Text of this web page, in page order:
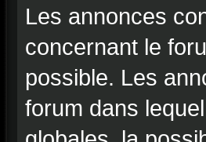
Les annonces
concernant le
possible. Les
forum dans